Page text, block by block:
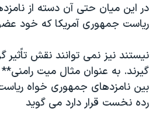
در این میان حتی آن دسته از
ریاست جمهوری آمریکا که خود
نیستند نیز نمی توانند نقش تاًثیر
گیرند. به عنوان مثال میت
بین نامزدهای جمهوری خواه
رده نخست قرار دارد می گوید